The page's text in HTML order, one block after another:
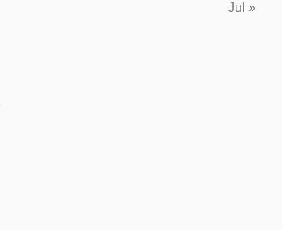
Jul »